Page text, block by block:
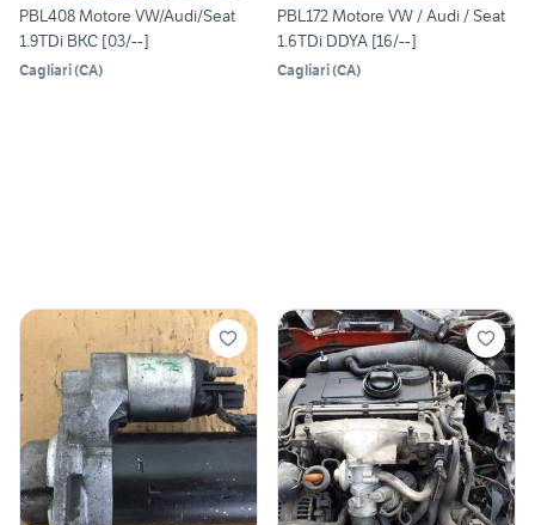
PBL408 Motore VW/Audi/Seat
1.9TDi BKC [03/--]
Cagliari(CA)
PBL172 Motore VW / Audi / Seat
1.6TDi DDYA [16/--]
Cagliari(CA)